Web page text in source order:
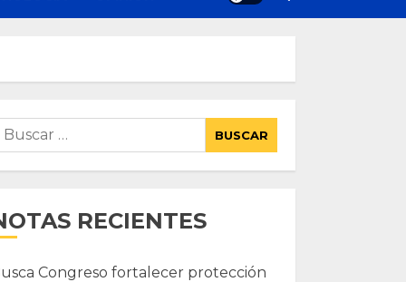
RECIENTES
Congreso fortalecer protección